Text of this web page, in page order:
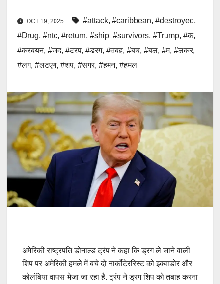
OCT 19, 2025 #attack, #caribbean, #destroyed,
#Drug, #ntc, #return, #ship, #survivors, #Trump, #क,
#करबयन, #जद, #टरप, #डरग, #तबह, #बच, #बल, #म, #लकर,
#लग, #लटएग, #शप, #सगर, #हमन, #हमल
अमेरिकी राष्ट्रपति डोनाल्ड ट्रंप ने कहा कि ड्रग ले जाने वाली
शिप पर अमेरिकी हमले में बचे दो नार्कोटेररिस्ट को इक्वाडोर और
कोलंबिया वापस भेजा जा रहा है. ट्रंप ने ड्रग शिप को तबाह करना